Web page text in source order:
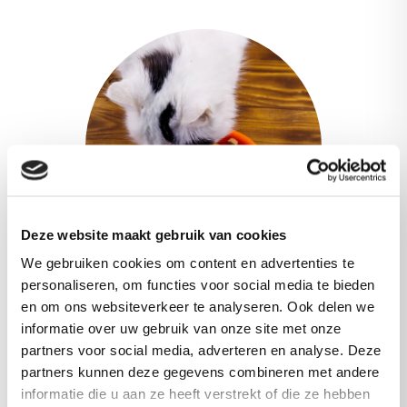
Deze website maakt gebruik van cookies
We gebruiken cookies om content en advertenties te
personaliseren, om functies voor social media te bieden
en om ons websiteverkeer te analyseren. Ook delen we
informatie over uw gebruik van onze site met onze
partners voor social media, adverteren en analyse. Deze
partners kunnen deze gegevens combineren met andere
informatie die u aan ze heeft verstrekt of die ze hebben
Nat voer
Dankzij onze consistente innovaties bieden we
fabrikanten de mogelijkheid om een ​​uniek